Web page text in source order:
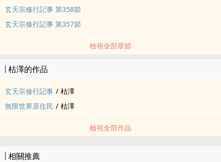
玄天宗修行記事 第358節
玄天宗修行記事 第357節
檢視全部章節
枯澤的作品
玄天宗修行記事 / 枯澤
無限世界原住民 / 枯澤
檢視全部作品
相關推薦